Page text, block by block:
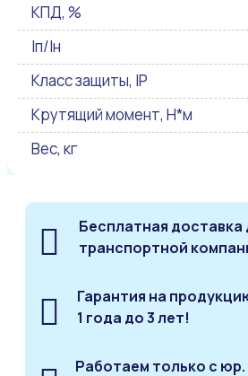
КПД, %
Iп/Iн
Класс защиты, IP
Крутящий момент, Н*м
Вес, кг
Бесплатная доставка
транспортной
Гарантия на
1 года до 3 лет!
Работаем только с